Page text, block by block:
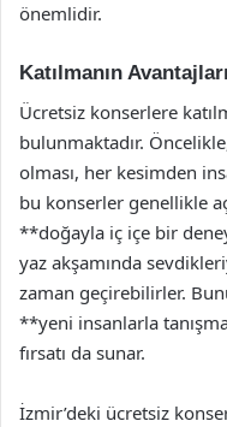
önemlidir.
Katılmanın Avantajları
Ücretsiz konserlere
bulunmaktadır.
olması, her kesimden
bu konserler genellikle
**doğayla iç içe bir
yaz akşamında
zaman geçirebilirler.
**yeni insanlarla
fırsatı da sunar.
İzmir’deki ücretsiz